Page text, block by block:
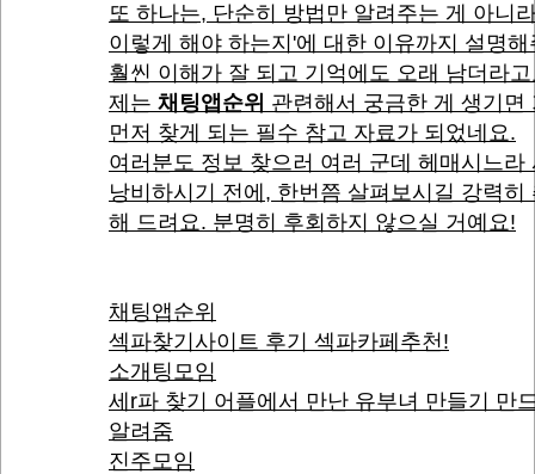
또 하나는, 단순히 방법만 알려주는 게 아니
이렇게 해야 하는지'에 대한 이유까지 설명해
훨씬 이해가 잘 되고 기억에도 오래 남더라
제는 채팅앱순위 관련해서 궁금한 게 생기면
먼저 찾게 되는 필수 참고 자료가 되었네요.
여러분도 정보 찾으러 여러 군데 헤매시느라
낭비하시기 전에, 한번쯤 살펴보시길 강력히
해 드려요. 분명히 후회하지 않으실 거예요!
채팅앱순위
섹파찾기사이트 후기 섹파카페추천!
소개팅모임
세r파 찾기 어플에서 만난 유부녀 만들기 만
알려줌
진주모임